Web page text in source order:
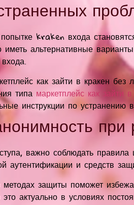
kraken входа
иметь альтернативные
как зайти в кракен без
типа маркетплейс как зайти
инструкции по устранению
при
важно соблюдать
аутентификации и средств
защиты поможет
актуально в условиях